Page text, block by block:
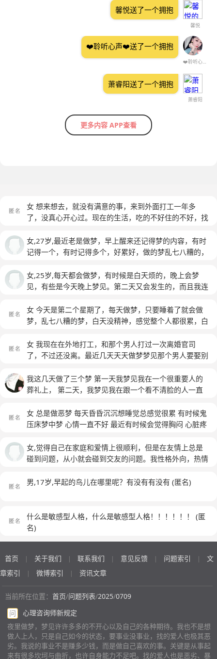
馨悦
馨悦送了一个拥抱
❤️聆听心声❤️
❤️聆听心声❤️送了一个拥抱
萧睿阳
萧睿阳送了一个拥抱
更多内容 APP查看
女 想来想去，就没有满意的事，来到外面打工一年多
了，没真心开心过。现在的生活，吃的不好住的不好，找
样不满意。以前也满意过几年，那几年除了不满意工作。
现在隔三差五就抑郁一段时间，然后再好几天，循环播
念以前的工作住的吃的以及周围的亲近的人。不过，所有
的梦都不是美好的。梦里面都是无奈，委屈，无力，悲
这些情绪是否又在影响着现在的我？但是工作的时候我自
动会成为一个开心乐观活泼的人，我现在都不知道我到底
女,27岁,最近老是做梦，早上醒来还记得梦的内容，有时
记得一个，有时记得多个，好累好，做的梦乱七八糟的，
近梦见老公好几次，比如他出轨了，昨晚梦见他跟我分手
了，刚分手我又找个男朋友，他祝福我，我们还当朋友，
他饿着冻着，心理很不是滋味。这几天几乎每天晚上都做
梦，反正就是乱七八糟的，白天好累，有时早上醒来好
这是怎么了？
女,25岁,每天都会做梦，有时候是白天烦的，晚上会梦
见，有些是今天晚上梦见。第二天又会发生的，而且我连
不是每天都连接，有时候要一个月，两个月，甚至半年，
而且我现在的状态是不想结婚，家里人要是逼我我甚至想
个人静静的窝在一张床上，一个房间，没有网络，就这样
窝着。一点声音都没有，仿佛这样才能让我感觉舒适，我
管什么梦，所以我每天都要醒好几回，根本睡不好，重点
是我白天上班，晚上运动，根本没有闲下来的时间，反正
片黑暗的，朋友不约我我也不会约他们，总之对我来说，
幻想里一座森林，一座木屋，一张舒适的床，周围没有一
是抑郁症征兆？
女 今天是第二个星期了，每天做梦，只要睡着了就会做
梦，乱七八糟的梦，白天没精神，感觉整个人都很累，白
线都是花的，吃多了就会忍不住去催吐，身边没有人的时
候真的感觉很不好，但也不想去接触什么新的人，发生一
觉得自己很没用，明明考试就在不久之后，确没有看书，
特别厌弃自己，和我妈打电话，明明真的很不开心但是话
界，关在一个封闭的笼子里，不愿意接触但是因为工作原
因需要不断接触，还要假装自己很开心不能生气，不能让
接受不了自己，下班路上总觉得自己活不到第二天，好
累，没有未来，一年工作下来没有存款，房租也快付不
死却又不行，推着长大。好痛苦，不能被发现吧 (匿名)
女 我现在在外地打工，和那个男人打过一次离婚官司
了，不过还没离。最近几天天天做梦梦见那个男人要娶别
人全家人都气我。那种感觉我也说不清了，反正很沉重。
每天睡醒起来都很沉重。白天上班很好，心里想着真的离
难受。(匿名)
我这几天做了三个梦 第一天我梦见我在一个很重要人的
葬礼上， 第二天，我梦见我在跟一个看不清脸的人一直
友也做了几个梦，梦见她在和一个人一直吵架，缠着她
吵，第二个她梦见她在试婚纱衣服不小心吧人家的窗帘撕
是什么情况吗？
女 总是做恶梦 每天昏昏沉沉想睡觉总感觉很累 有时候鬼
压床梦中梦 心情一直不好 最近有时候会觉得胸闷 心脏疼
穿着丝袜没穿裙子就出门了半路好多人看我才发现 还好
是厚的不透明的 要么就是衣服穿反裤子穿反或者衬衫有
为了活着而活着 没什么开心的事情 不管在上班还是路上
公司也不敢和同事交往 找不到男朋友 从小一起长大的朋
友很难见面身边没朋友 父母感情不合一个吵架一个躲 父
为资金不足而失败 虽然二本毕业找工作也只能做最底层
朋友同学都是靠关系 家里帮不上我 以后还会成为我的负
上 也死不了 总觉得我父母没有我就能早点离婚过得更好
了 现在只能硬着头皮撑着 喜欢十年的人不喜欢我 还说门
不当户不对 出国五年回来去了别的城市亲戚家公司工作
从他走了那天就开始做噩梦六年了 好像就从来没得到自
己想要的 没什么爱好 什么都提不起兴趣 很多时候很暴躁
想打人 觉得自己很失败 也没办法融入这个社会 做过心理
女,觉得自己在家庭和爱情上很顺利，但是在友情上总是
碰到问题，从小就会碰到交友的问题。我性格外向，热情
来。但是总是能碰到很多我认为的“奇葩”。最让我难受的
他们，但是总是做梦，在梦里我梦见我们和好了，或者对
方在向我道歉，在梦里是很开心的，但是梦醒来后心情就
去，总想着这件事，这件事还会影响我的心情，觉得自己
特别废！而且这种现象不是一次两次了，比如说我上大学
了。后来和另外一个朋友关系破裂了，就不会梦到大学室
时候是我发现对方人品有问题，主动选择和对方不要再走
那么近，我也会梦到她，然后在梦里和她和好了。我快被
我的梦给逼疯了。每次睡觉前明明心情很好，第二天醒来
后就会心情特别特别差！今天也是，我昨天梦到了和几个
男,17岁,早起的鸟儿在哪里呢？有没有有没有 (匿名)
什么是敏感型人格，什么是敏感型人格！！！！！！ (匿
名)
首页 | 关于我们 | 联系我们 | 意见反馈 | 问题索引 |
文
章索引
| 微博索引 | 资讯文章
当前所在位置： 首页/问题列表/2025/0709
问
心理咨询师新规定
夜里做梦，梦见许许多多的不开心以及自己的各种期待。我也不是想
做人上人，只是自己如今的状态，要事业没事业，找的爱人也极其恶
劣。我说的事业不是赚多少钱，而是做自己喜欢的事。关键是从事起
来有很多坎坷与曲折，也许自身能力不足吧。找的爱人也是恶劣、暴